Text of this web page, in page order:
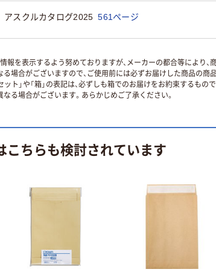
アスクルカタログ2025 561ページ
を表示するよう努めておりますが、メーカーの都合等により、
場合がございますので、ご使用前には必ずお届けした商品の
ト」や「箱」の表記は、必ずしも箱でのお届けをお約束するもの
る場合がございます。あらかじめご了承ください。
こちらも検討されています